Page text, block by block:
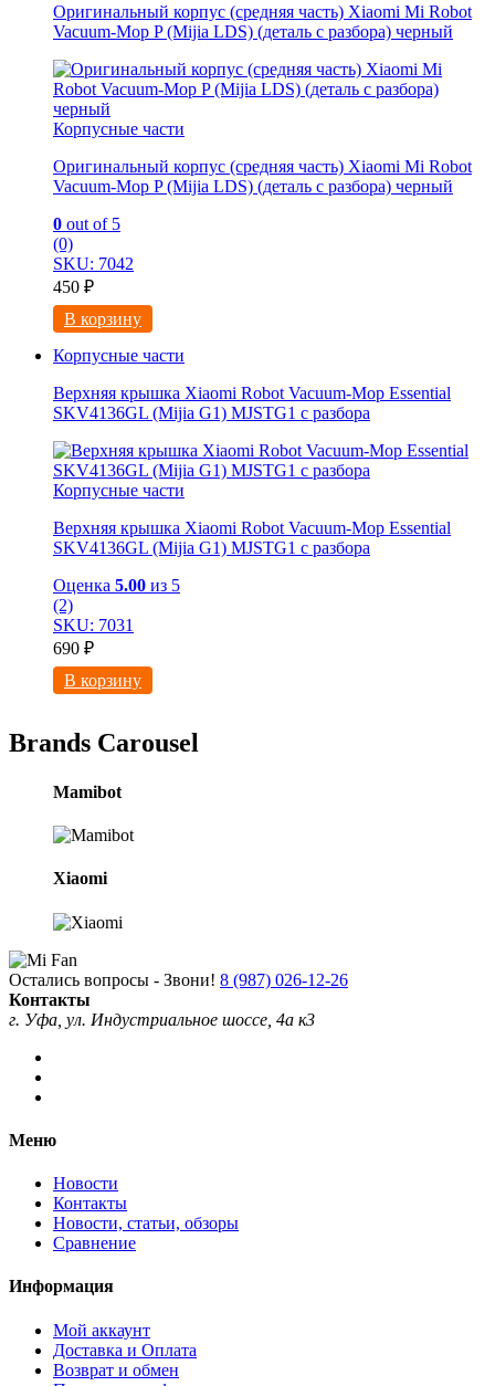
Оригинальный корпус (средняя часть) Xiaomi Mi Robot
Vacuum-Mop P (Mijia LDS) (деталь с разбора) черный
Корпусные части
Оригинальный корпус (средняя часть) Xiaomi Mi Robot
Vacuum-Mop P (Mijia LDS) (деталь с разбора) черный
0 out of 5
(0)
SKU: 7042
450 ₽
В корзину
Корпусные части
Верхняя крышка Xiaomi Robot Vacuum-Mop Essential
SKV4136GL (Mijia G1) MJSTG1 с разбора
Корпусные части
Верхняя крышка Xiaomi Robot Vacuum-Mop Essential
SKV4136GL (Mijia G1) MJSTG1 с разбора
Оценка 5.00 из 5
(2)
SKU: 7031
690 ₽
В корзину
Brands Carousel
Mamibot
Xiaomi
Остались вопросы - Звони! 8 (987) 026-12-26
Контакты
г. Уфа, ул. Индустриальное шоссе, 4а к3
Меню
Новости
Контакты
Новости, статьи, обзоры
Сравнение
Информация
Мой аккаунт
Доставка и Оплата
Возврат и обмен